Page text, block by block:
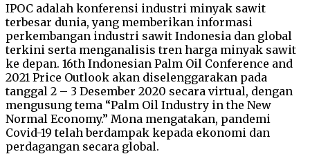
IPOC adalah konferensi industri minyak sawit
terbesar dunia, yang memberikan informasi
perkembangan industri sawit Indonesia dan global
terkini serta menganalisis tren harga minyak sawit
ke depan. 16th Indonesian Palm Oil Conference and
2021 Price Outlook akan diselenggarakan pada
tanggal 2 – 3 Desember 2020 secara virtual, dengan
mengusung tema “Palm Oil Industry in the New
Normal Economy.” Mona mengatakan, pandemi
Covid-19 telah berdampak kepada ekonomi dan
perdagangan secara global.